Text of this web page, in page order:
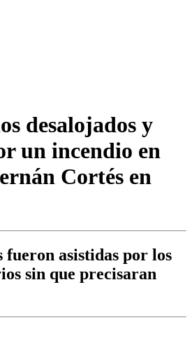
desalojados y
un incendio en
Cortés en
fueron asistidas por los
sin que precisaran